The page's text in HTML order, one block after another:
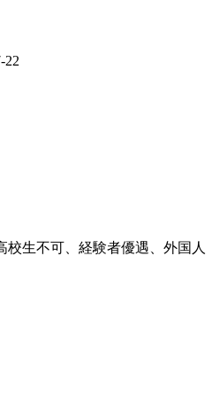
22
生不可、経験者優遇、外国人